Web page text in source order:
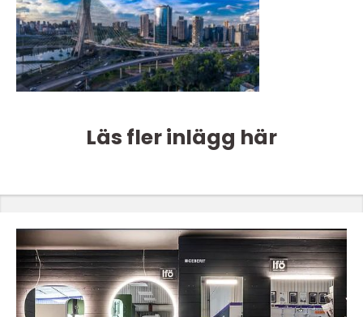
Läs fler inlägg här